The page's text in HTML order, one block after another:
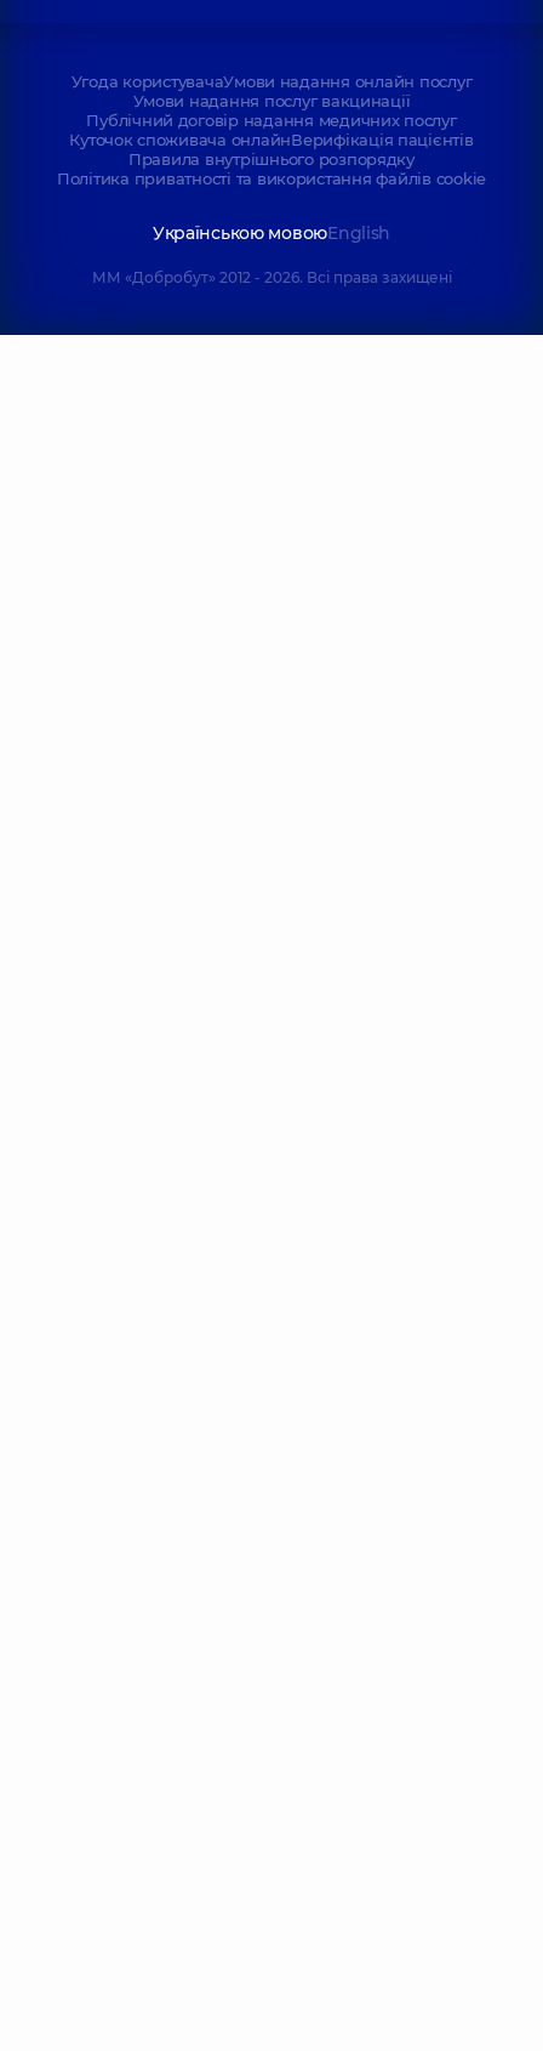
Угода користувачаУмови надання онлайн послуг
Умови надання послуг вакцинації
Публічний договір надання медичних послуг
Куточок споживача онлайнВерифікація пацієнтів
Правила внутрішнього розпорядку
Політика приватності та використання файлів cookie
Українською мовоюEnglish
ММ «Добробут» 2012 - 2026. Всі права захищені